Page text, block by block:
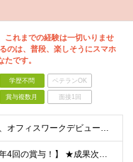
これまでの経験は一切いりませ
のは、普段、楽しそうにスマホ
たです。
学歴不問 ベテランOK
賞与複数月 面接1回
★未経験・第二新卒、オフィスワークデビュー大歓迎 ★平均年齢は28.6歳！ ★20代の若手メンバーが中心になって活躍している職場です！ ●学歴不問 ※35歳以下の方（若年層の長期キャリア形成） ★こ
【業界でも珍しい、年4回の賞与！】 ★成果次第でスピード昇給可 →20代で年収700万〜900万超も！ ■未経験：月給26〜30万円＋賞与年4回（業績による）＋各種手当 ※経験・スキルを考慮して決定